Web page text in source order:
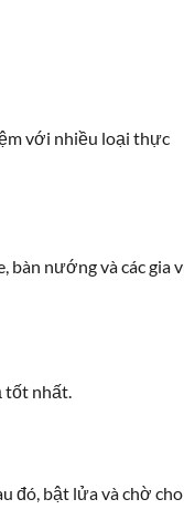
với nhiều loại thực
bàn nướng và các gia
tốt nhất.
đó, bật lửa và chờ cho